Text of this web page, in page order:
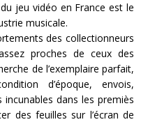
jeu vidéo en France est le
musicale.
des collectionneurs
proches de ceux des
de l’exemplaire parfait,
d’époque, envois,
dans les premiès
des feuilles sur l’écran de